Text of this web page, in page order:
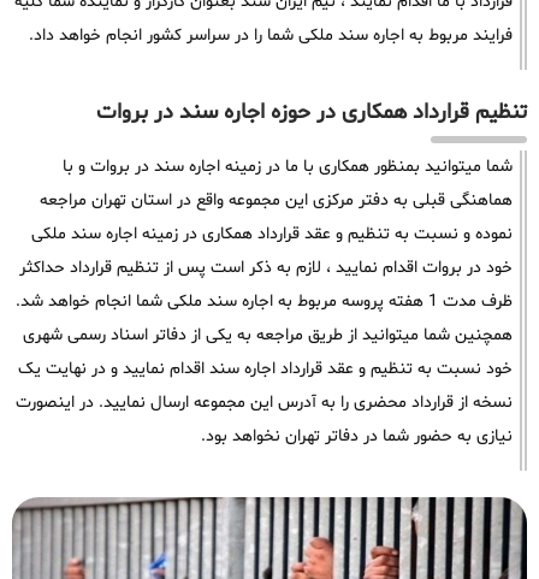
فرایند مربوط به اجاره سند ملکی شما را در سراسر کشور انجام خواهد داد.
تنظیم قرارداد همکاری در حوزه اجاره سند در بروات
شما میتوانید بمنظور همکاری با ما در زمینه اجاره سند در بروات و با
هماهنگی قبلی به دفتر مرکزی این مجموعه واقع در استان تهران مراجعه
نموده و نسبت به تنظیم و عقد قرارداد همکاری در زمینه اجاره سند ملکی
خود در بروات اقدام نمایید ، لازم به ذکر است پس از تنظیم قرارداد حداکثر
ظرف مدت 1 هفته پروسه مربوط به اجاره سند ملکی شما انجام خواهد شد.
همچنین شما میتوانید از طریق مراجعه به یکی از دفاتر اسناد رسمی شهری
خود نسبت به تنظیم و عقد قرارداد اجاره سند اقدام نمایید و در نهایت یک
نسخه از قرارداد محضری را به آدرس این مجموعه ارسال نمایید. در اینصورت
نیازی به حضور شما در دفاتر تهران نخواهد بود.